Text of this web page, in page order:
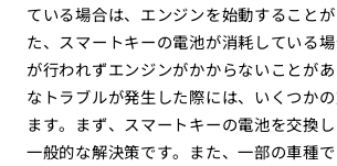
ている場合は、エンジンを始動すること
た、スマートキーの電池が消耗している
が行われずエンジンがかからないことが
なトラブルが発生した際には、いくつか
ます。まず、スマートキーの電池を交換
一般的な解決策です。また、一部の車種